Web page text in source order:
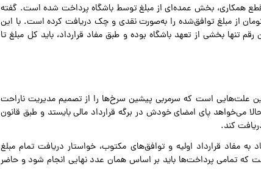
تا زمان قطع همکاری، بخش عمده‌ای از مبلغ توسط باشگاه پرداخت شده است. گفته
تاکنون حدود ۴۰ میلیارد تومان از مبلغ توافق‌شده را به‌صورت نقدی و چک دریافت کرده است. با این
تنها بخشی از تعهد باشگاه بوده و طبق مفاد قرارداد، باید کل مبلغ تا
علت‌هایی است که سرمربی پیشین سرخ‌ها را از تصمیم مدیریت ناراحت
می‌خواهد پای امضای خودش در برگه قرارداد مالی بایستد و طبق قانون
کند.
به مفاد قرارداد اولیه و توافق‌های مکتوب، خواستار دریافت تمام مبلغ
معتقد است که تمامی پرداخت‌ها باید بر اساس همان عدد نهایی انجام شود و حاضر